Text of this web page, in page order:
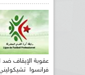
عقوبة الإيقاف ضد
فرانسوا